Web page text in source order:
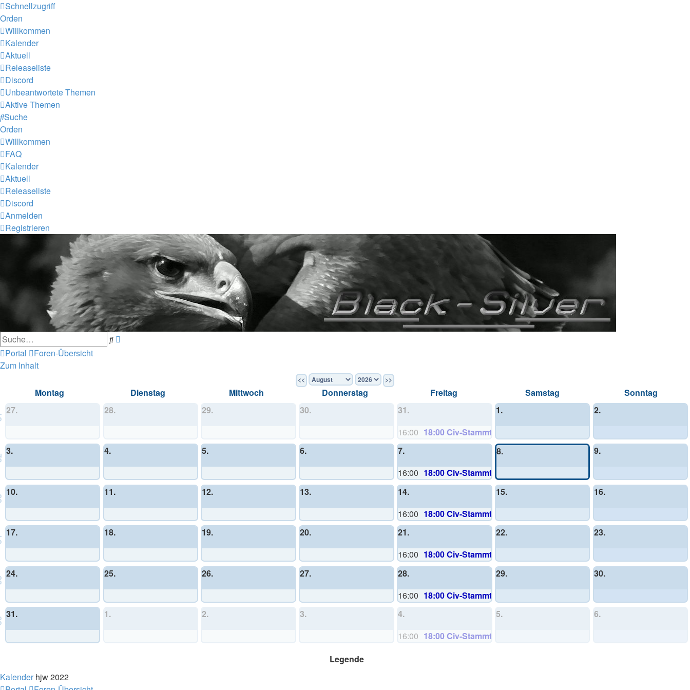
Schnellzugriff
Orden
Willkommen
Kalender
Aktuell
Releaseliste
Discord
Unbeantwortete Themen
Aktive Themen
Suche
Orden
Willkommen
FAQ
Kalender
Aktuell
Releaseliste
Discord
Anmelden
Registrieren
Suche
Portal
Foren-Übersicht
Zum Inhalt
<< >>
Montag Dienstag Mittwoch Donnerstag Freitag Samstag Sonntag
27. 28. 29. 30.
31.
16:00 18:00 Civ-Stammtisch
1. 2.
3. 4. 5. 6.
7.
16:00 18:00 Civ-Stammtisch
8. 9.
10. 11. 12. 13.
14.
16:00 18:00 Civ-Stammtisch
15. 16.
17. 18. 19. 20.
21.
16:00 18:00 Civ-Stammtisch
22. 23.
24. 25. 26. 27.
28.
16:00 18:00 Civ-Stammtisch
29. 30.
31. 1. 2. 3.
4.
16:00 18:00 Civ-Stammtisch
5. 6.
Legende
Allgemeines Community-Event
Kalender hjw 2022